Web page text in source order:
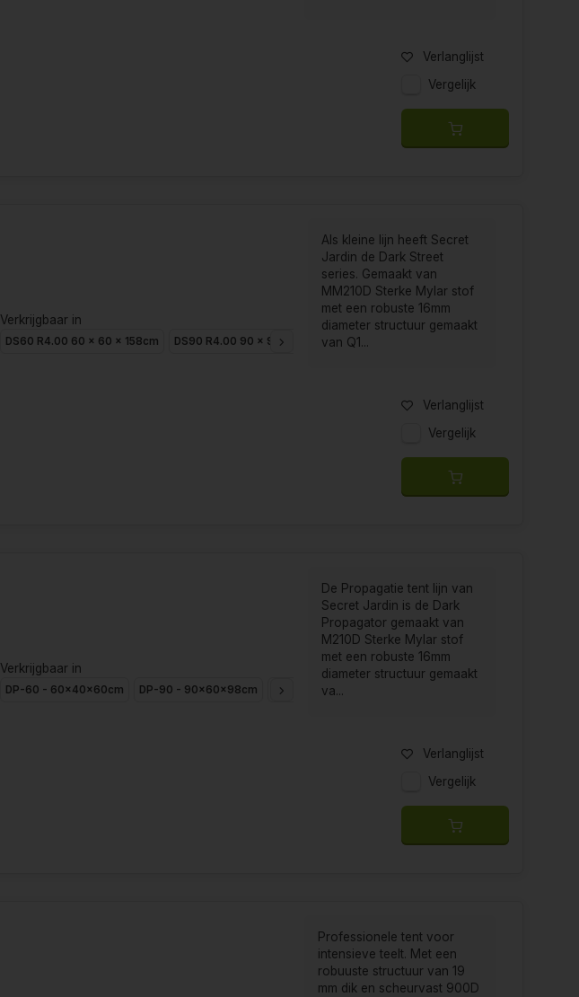
Verlanglijst
Vergelijk
Verkrijgbaar in
DS60 R4.00 60 x 60 x 158cm DS90 R4.00 90 x 90 x 178cm DS120 R4.00 120 x 120 x 178cm
Als kleine lijn heeft Secret
Jardin de Dark Street
series. Gemaakt van
MM210D Sterke Mylar stof
met een robuste 16mm
diameter structuur gemaakt
van Q1...
Verlanglijst
Vergelijk
Verkrijgbaar in
DP-60 - 60x40x60cm DP-90 - 90x60x98cm DP-120 - 120x60x190cm
De Propagatie tent lijn van
Secret Jardin is de Dark
Propagator gemaakt van
M210D Sterke Mylar stof
met een robuste 16mm
diameter structuur gemaakt
va...
Verlanglijst
Vergelijk
Professionele tent voor
intensieve teelt. Met een
robuuste structuur van 19
mm dik en scheurvast 900D